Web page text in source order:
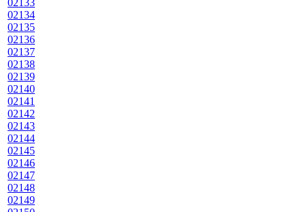
02133
02134
02135
02136
02137
02138
02139
02140
02141
02142
02143
02144
02145
02146
02147
02148
02149